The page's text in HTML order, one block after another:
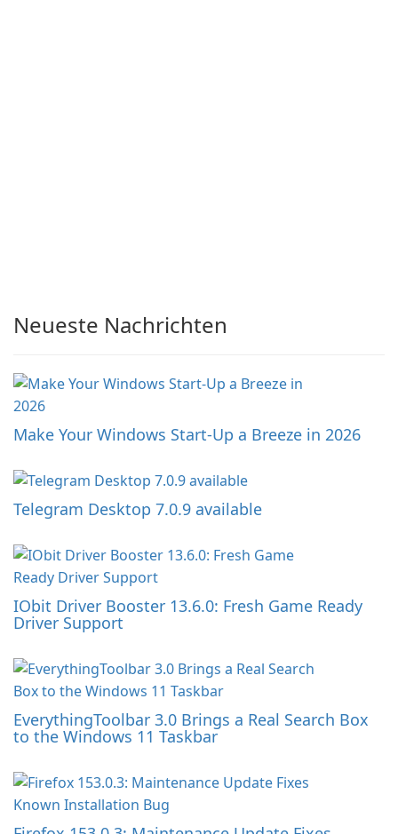
Neueste Nachrichten
Make Your Windows Start-Up a Breeze in 2026
Telegram Desktop 7.0.9 available
IObit Driver Booster 13.6.0: Fresh Game Ready
Driver Support
EverythingToolbar 3.0 Brings a Real Search Box
to the Windows 11 Taskbar